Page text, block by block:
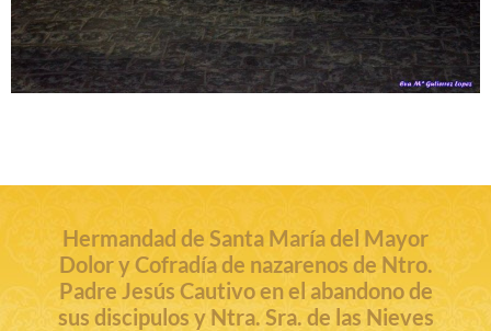
Hermandad de Santa María del Mayor
Dolor y Cofradía de nazarenos de Ntro.
Padre Jesús Cautivo en el abandono de
sus discipulos y Ntra. Sra. de las Nieves